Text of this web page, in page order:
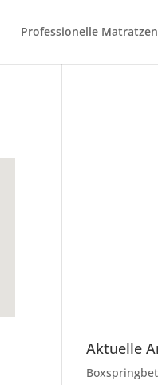
Professionelle
Aktuelle